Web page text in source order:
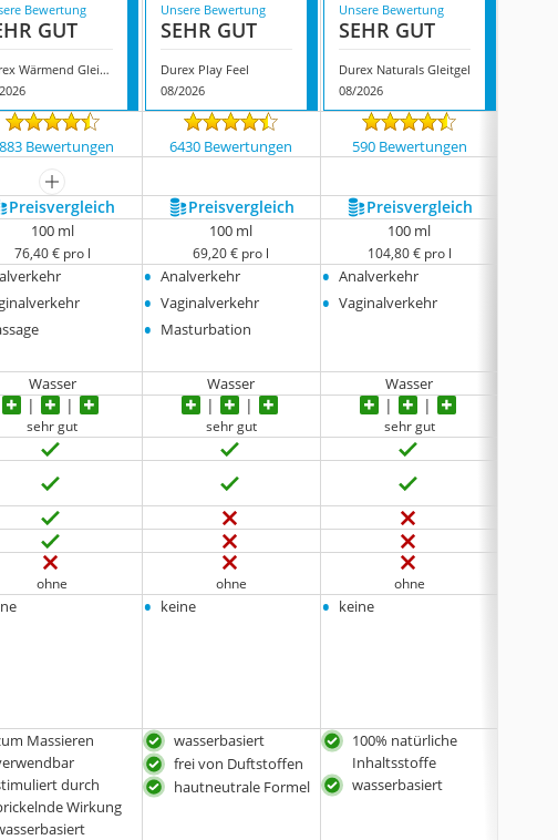
Bewertung
GUT
Durex Wärmend Gleitgel
Unsere Bewertung
SEHR GUT
Durex Play Feel
08/2026
Unsere Bewertung
SEHR GUT
Durex Naturals Gleitgel
08/2026
Bewertungen 6430 Bewertungen 590 Bewertungen
mehr anzeigen
Preis­vergleich Preis­vergleich Preis­vergleich
100 ml
76,40 € pro l
100 ml
69,20 € pro l
100 ml
104,80 € pro l
• Analverkehr
• Vaginalverkehr
• Masturbation
• Analverkehr
• Vaginalverkehr
Wasser Wasser
Wasser
sehr gut sehr gut sehr gut
ohne ohne ohne
• keine • keine
Massieren
durch
Wirkung
wasserbasiert
frei von Duftstoffen
hautneutrale Formel
100% natürliche
Inhaltsstoffe
wasserbasiert